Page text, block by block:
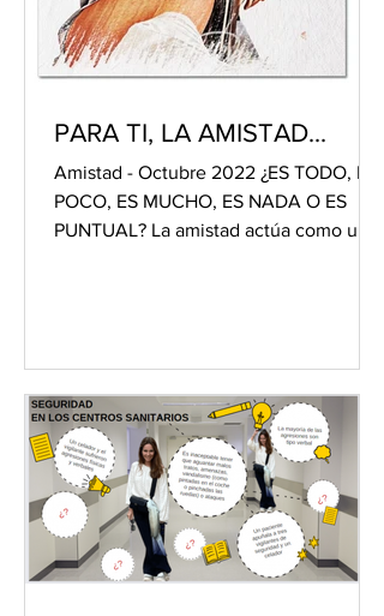
PARA TI, LA AMISTAD...
Amistad - Octubre 2022 ¿ES TODO, ES
POCO, ES MUCHO, ES NADA O ES
PUNTUAL? La amistad actúa como un